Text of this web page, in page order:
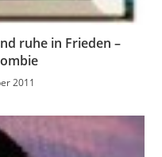
ruhe in Frieden –
2011